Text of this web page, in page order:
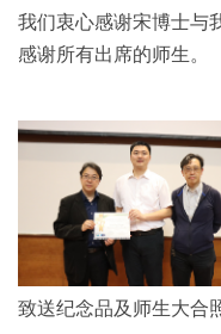
我们衷心感谢宋博士与
感谢所有出席的师生。
致送纪念品及师生大合